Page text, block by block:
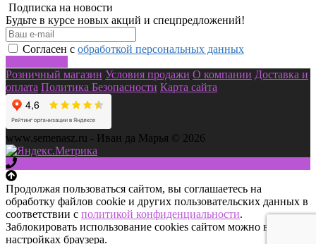
Подписка на новости
Будьте в курсе новых акций и спецпредложений!
Согласен с обработкой персональных данных
Розничный магазин Условия продажи О компании Доставка и
оплата Политика Безопасности Карта сайта
www.semenasz.ru - Иван да Марья © 2026
Продолжая пользоваться сайтом, вы соглашаетесь на
обработку файлов cookie и других пользовательских данных в
соответствии с политикой конфиденциальности.
Заблокировать использование cookies сайтом можно в
настройках браузера.